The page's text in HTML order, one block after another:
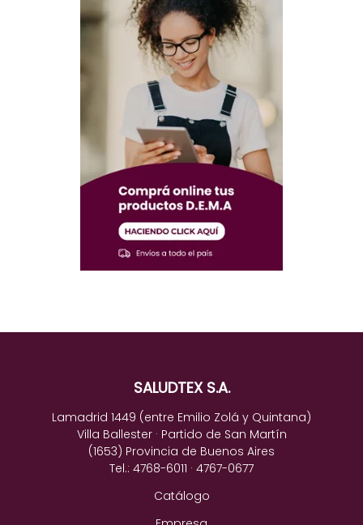
SALUDTEX S.A.
Lamadrid 1449 (entre Emilio Zolá y Quintana)
Villa Ballester · Partido de San Martín
(1653) Provincia de Buenos Aires
Tel.: 4768-6011 · 4767-0677
Catálogo